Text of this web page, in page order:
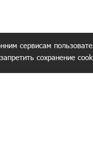
сервисам
сохранение